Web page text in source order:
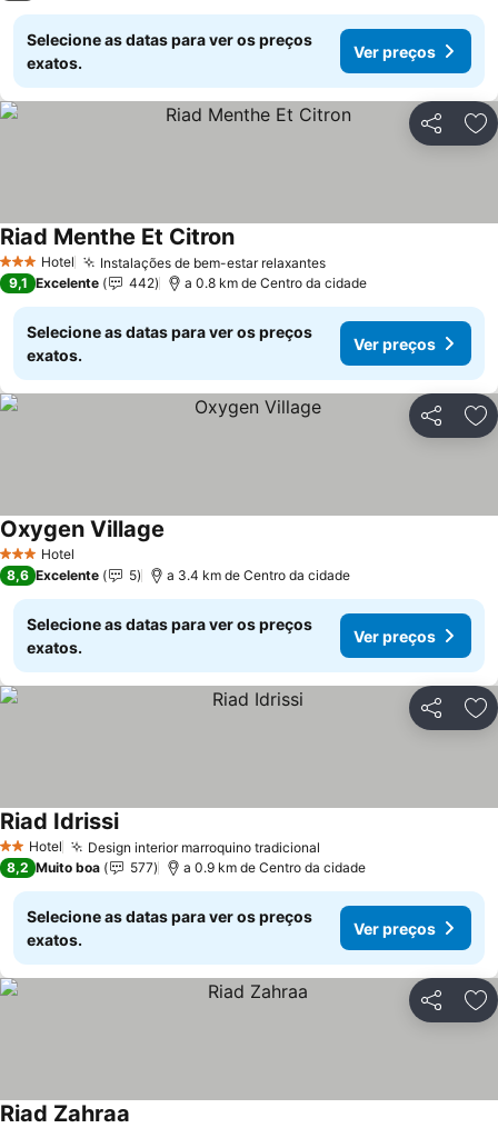
Selecione as datas para ver os preços
exatos.
Ver preços
Partilhar
3 EstrelasHotel Instalações de bem-estar relaxantesVer preços
Riad Menthe Et CitronVer preços
9,1 Excelente 442 a 0.8 km de Centro da cidade
Selecione as datas para ver os preços
exatos.
Ver preços
Partilhar
3 EstrelasHotel
Oxygen Village
8,6 Excelente 5 a 3.4 km de Centro da cidade
Selecione as datas para ver os preços
exatos.
Ver preços
Partilhar
2 Estrelas
Hotel Design interior marroquino tradicional
Riad IdrissiVer preços
8,2 Muito boa 577 a 0.9 km de Centro da cidade
Selecione as datas para ver os preços
exatos.
Ver preços
Partilhar
Riad Zahraa